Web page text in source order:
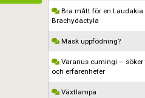
Bra mått för en Laudakia
Brachydactyla
Mask uppfödning?
Varanus cumingi – söker
och erfarenheter
Växtlampa